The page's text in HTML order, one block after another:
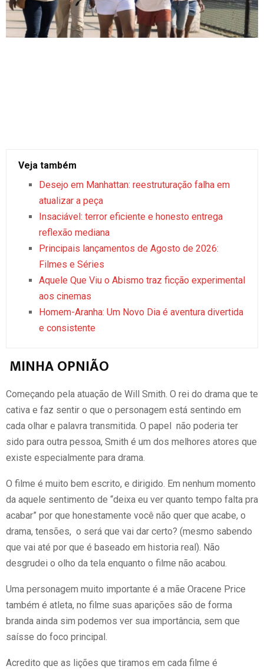
Veja também
Desejo em Manhattan: reestruturação falha em
atualizar a peça
Insaciável: terror eficiente e honesto entrega
reflexão mediana
Principais lançamentos de Agosto de 2026:
Filmes e Séries
Aquele Que Viu o Abismo traz ficção experimental
aos cinemas
Homem-Aranha: Um Novo Dia é aventura divertida
e consistente
MINHA OPNIÃO
Começando pela atuação de Will Smith. O rei do drama que te
cativa e faz sentir o que o personagem está sentindo em
cada olhar e palavra transmitida. O papel não poderia ter
sido para outra pessoa, Smith é um dos melhores atores que
existe especialmente para drama.
O filme é muito bem escrito, e dirigido. Em nenhum momento
da aquele sentimento de “deixa eu ver quanto tempo falta pra
acabar” por que honestamente você não quer que acabe, o
drama, tensões, o será que vai dar certo? (mesmo sabendo
que vai até por que é baseado em historia real). Não
desgrudei o olho da tela enquanto o filme não acabou.
Uma personagem muito importante é a mãe Oracene Price
também é atleta, no filme suas aparições são de forma
branda ainda sim podemos ver sua importância, sem que
saísse do foco principal.
Acredito que as lições que tiramos em cada filme é